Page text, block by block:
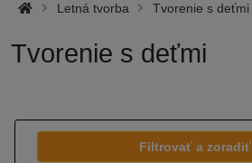
Letná tvorba Tvorenie s deťmi
Tvorenie s deťmi
Filtrovať a zoradiť